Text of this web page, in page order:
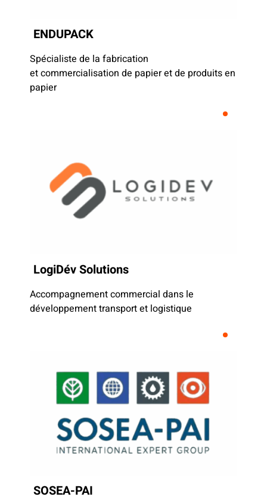
ENDUPACK
Spécialiste de la fabrication
etcommercialisation de papier et de produits en
papier
LogiDév Solutions
Accompagnement commercial dans le
développement transport et logistique
SOSEA-PAI